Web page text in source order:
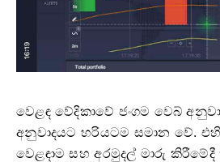
වෙළඳ වේදිකාවේ ජංගම වෙබ්
අනුවාදයට හරියටම සමාන වේ.
වෙළඳාම සහ අරමුදල් මාරු